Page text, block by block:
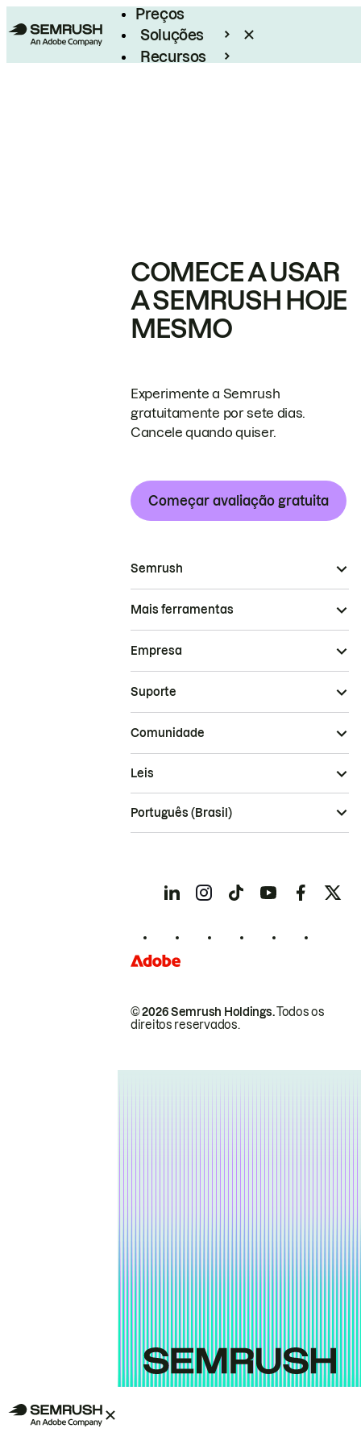
Preços
Soluções
Recursos
COMECE A USAR
A SEMRUSH HOJE
MESMO
Experimente a Semrush
gratuitamente por sete dias.
Cancele quando quiser.
Começar avaliação gratuita
Semrush
Mais ferramentas
Empresa
Suporte
Comunidade
© 2026 Semrush Holdings.Todos os
direitos reservados.
Leis
Português (Brasil)